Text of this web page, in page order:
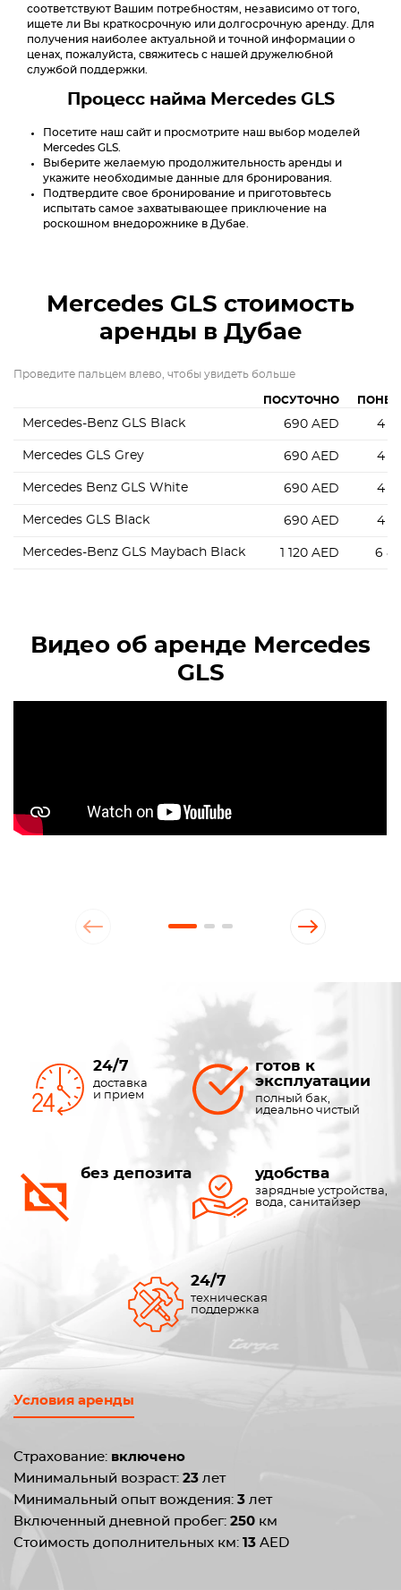
соответствуют Вашим потребностям, независимо от того,
ищете ли Вы краткосрочную или долгосрочную аренду. Для
получения наиболее актуальной и точной информации о
ценах, пожалуйста, свяжитесь с нашей дружелюбной
службой поддержки.
Процесс найма Mercedes GLS
Посетите наш сайт и просмотрите наш выбор моделей
Mercedes GLS.
Выберите желаемую продолжительность аренды и
укажите необходимые данные для бронирования.
Подтвердите свое бронирование и приготовьтесь
испытать самое захватывающее приключение на
роскошном внедорожнике в Дубае.
Mercedes GLS стоимость
аренды в Дубае
Проведите пальцем влево, чтобы увидеть больше
ПОСУТОЧНО
Mercedes-Benz GLS Black 690 AED 4
Mercedes GLS Grey 690 AED 4
Mercedes Benz GLS White 690 AED 4
Mercedes GLS Black 690 AED 4
Mercedes-Benz GLS Maybach Black 1 120 AED 6
Видео об аренде Mercedes
GLS
24/7
доставка
и прием
готов к
эксплуатации
полный бак,
идеально чистый
без депозита удобства
зарядные устройства,
вода, санитайзер
24/7
техническая
поддержка
Условия аренды
Страхование: включено
Минимальный возраст: 23 лет
Минимальный опыт вождения: 3 лет
Включенный дневной пробег: 250 км
Стоимость дополнительных км: 13 AED